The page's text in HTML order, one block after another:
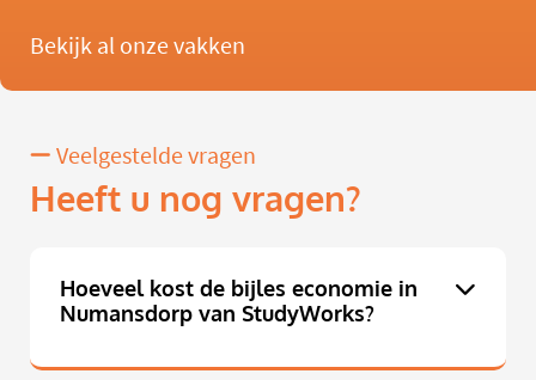
Bekijk al onze vakken
Veelgestelde vragen
Heeft u nog vragen?
Hoeveel kost de bijles economie in
Numansdorp van StudyWorks?